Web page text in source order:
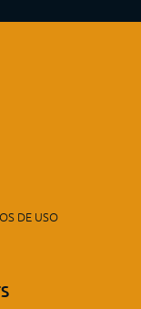
DE USO